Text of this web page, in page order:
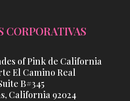
CORPORATIVAS
of Pink de California
El Camino Real
B#345
California 92024